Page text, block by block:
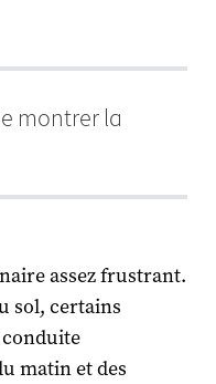
la
assez frustrant.
sol, certains
matin et des